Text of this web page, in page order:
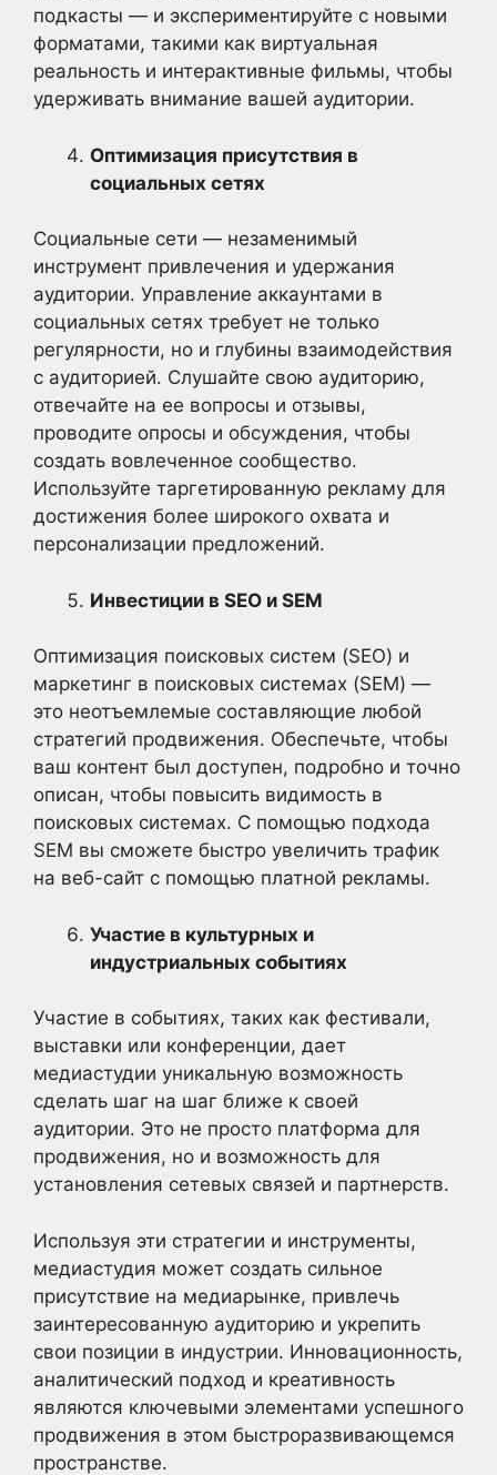
подкасты — и экспериментируйте с новыми
форматами, такими как виртуальная
реальность и интерактивные фильмы, чтобы
удерживать внимание вашей аудитории.
Оптимизация присутствия в
социальных сетях
Социальные сети — незаменимый
инструмент привлечения и удержания
аудитории. Управление аккаунтами в
социальных сетях требует не только
регулярности, но и глубины взаимодействия
с аудиторией. Слушайте свою аудиторию,
отвечайте на ее вопросы и отзывы,
проводите опросы и обсуждения, чтобы
создать вовлеченное сообщество.
Используйте таргетированную рекламу для
достижения более широкого охвата и
персонализации предложений.
Инвестиции в SEO и SEM
Оптимизация поисковых систем (SEO) и
маркетинг в поисковых системах (SEM) —
это неотъемлемые составляющие любой
стратегий продвижения. Обеспечьте, чтобы
ваш контент был доступен, подробно и точно
описан, чтобы повысить видимость в
поисковых системах. С помощью подхода
SEM вы сможете быстро увеличить трафик
на веб-сайт с помощью платной рекламы.
Участие в культурных и
индустриальных событиях
Участие в событиях, таких как фестивали,
выставки или конференции, дает
медиастудии уникальную возможность
сделать шаг на шаг ближе к своей
аудитории. Это не просто платформа для
продвижения, но и возможность для
установления сетевых связей и партнерств.
Используя эти стратегии и инструменты,
медиастудия может создать сильное
присутствие на медиарынке, привлечь
заинтересованную аудиторию и укрепить
свои позиции в индустрии. Инновационность,
аналитический подход и креативность
являются ключевыми элементами успешного
продвижения в этом быстроразвивающемся
пространстве.